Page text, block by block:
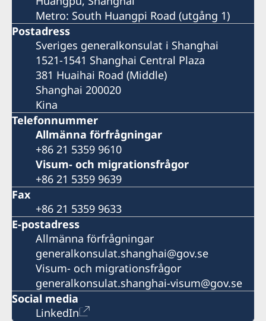
Metro: South Huangpi Road (utgång 1)
Postadress
Sveriges generalkonsulat i Shanghai
1521-1541 Shanghai Central Plaza
381 Huaihai Road (Middle)
Shanghai 200020
Kina
Telefonnummer
Allmänna förfrågningar
+86 21 5359 9610
Visum- och migrationsfrågor
+86 21 5359 9639
Fax
+86 21 5359 9633
E-postadress
Allmänna förfrågningar
generalkonsulat.shanghai@gov.se
Visum- och migrationsfrågor
generalkonsulat.shanghai-visum@gov.se
Social media
LinkedIn